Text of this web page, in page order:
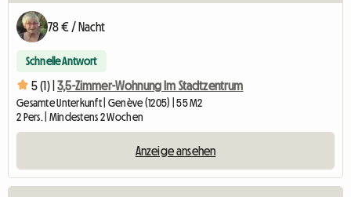
78 € / Nacht
Schnelle Antwort
5 (1) | 3,5-Zimmer-Wohnung Im Stadtzentrum
Gesamte Unterkunft | Genève (1205) | 55 M2
2 Pers. | Mindestens 2 Wochen
Anzeige ansehen